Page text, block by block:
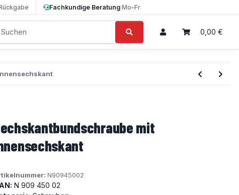
Fachkundige BeratungMo–Fr
0,00 €
mit
N90945002
N 909 450 02